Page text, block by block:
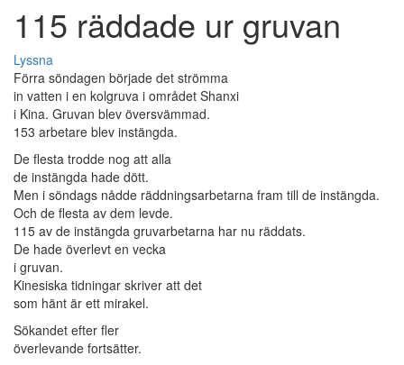
115 räddade ur gruvan
Lyssna
Förra söndagen började det strömma
in vatten i en kolgruva i området Shanxi
i Kina. Gruvan blev översvämmad.
153 arbetare blev instängda.
De flesta trodde nog att alla
de instängda hade dött.
Men i söndags nådde räddningsarbetarna fram till de instängda.
Och de flesta av dem levde.
115 av de instängda gruvarbetarna har nu räddats.
De hade överlevt en vecka
i gruvan.
Kinesiska tidningar skriver att det
som hänt är ett mirakel.
Sökandet efter fler
överlevande fortsätter.